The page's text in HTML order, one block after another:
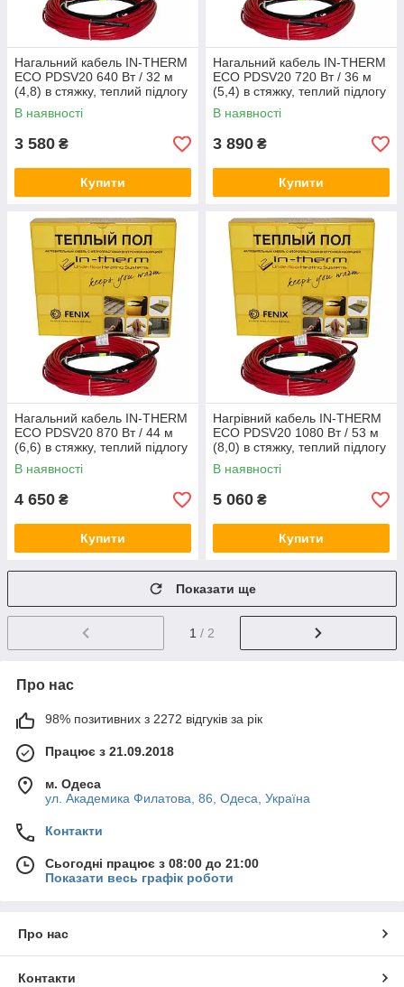
Нагальний кабель IN-THERM
ECO PDSV20 640 Вт / 32 м
(4,8) в стяжку, теплий підлогу
електричний Ін терм
В наявності
3 580 ₴
Купити
Нагальний кабель IN-THERM
ECO PDSV20 720 Вт / 36 м
(5,4) в стяжку, теплий підлогу
електричний Ін терм
В наявності
3 890 ₴
Купити
Нагальний кабель IN-THERM
ECO PDSV20 870 Вт / 44 м
(6,6) в стяжку, теплий підлогу
електричний Ін терм
В наявності
4 650 ₴
Купити
Нагрівний кабель IN-THERM
ECO PDSV20 1080 Вт / 53 м
(8,0) в стяжку, теплий підлогу
електричний Ін терм
В наявності
5 060 ₴
Купити
Показати ще
1 / 2
Про нас
98% позитивних з 2272 відгуків за рік
Працює з 21.09.2018
м. Одеса
ул. Академика Филатова, 86, Одеса, Україна
Контакти
Сьогодні працює з 08:00 до 21:00
Показати весь графік роботи
Про нас
Контакти